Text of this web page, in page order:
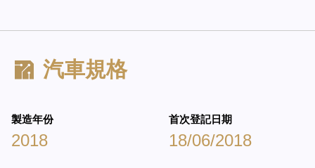
汽車規格
製造年份
2018
首次登記日期
18/06/2018